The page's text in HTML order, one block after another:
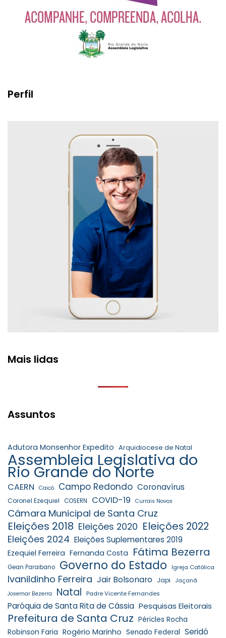
Perfil
Mais lidas
Assuntos
Adutora Monsenhor Expedito Arquidiocese de Natal
Assembleia Legislativa do
Rio Grande do Norte
CAERN Caicó Campo Redondo Coronavírus
Coronel Ezequiel COSERN COVID-19 Currais Novos
Câmara Municipal de Santa Cruz
Eleições 2018 Eleições 2020 Eleições 2022
Eleições 2024 Eleições Suplementares 2019
Ezequiel Ferreira Fernanda Costa Fátima Bezerra
Gean Paraibano Governo do Estado Igreja Católica
Ivanildinho Ferreira Jair Bolsonaro Japi Jaçanã
Josemar Bezerra Natal Padre Vicente Fernandes
Paróquia de Santa Rita de Cássia Pesquisas Eleitorais
Prefeitura de Santa Cruz Péricles Rocha
Robinson Faria Rogério Marinho Senado Federal Seridó